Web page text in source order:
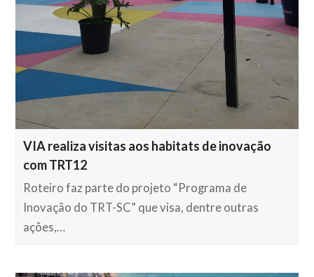
VIA realiza visitas aos habitats de inovação
com TRT12
Roteiro faz parte do projeto “Programa de
Inovação do TRT-SC” que visa, dentre outras
ações,…